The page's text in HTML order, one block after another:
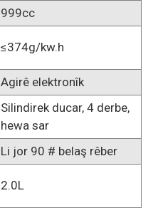
999cc
≤374g/kw.h
Agirê elektronîk
Silindirek ducar, 4 derbe,
hewa sar
Li jor 90 # belaş rêber
2.0L